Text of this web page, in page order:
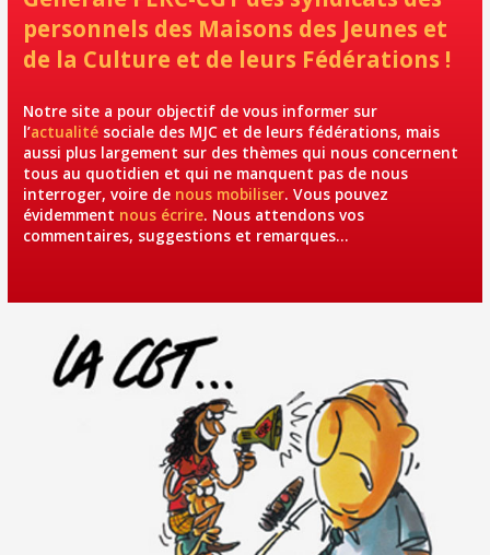
personnels des Maisons des Jeunes et
de la Culture et de leurs Fédérations !
Notre site a pour objectif de vous informer sur
l’actualité sociale des MJC et de leurs fédérations, mais
aussi plus largement sur des thèmes qui nous concernent
tous au quotidien et qui ne manquent pas de nous
interroger, voire de nous mobiliser. Vous pouvez
évidemment nous écrire. Nous attendons vos
commentaires, suggestions et remarques…